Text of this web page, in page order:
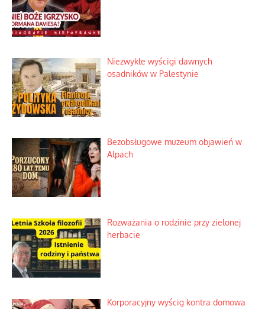
Niezwykłe wyścigi dawnych
osadników w Palestynie
Bezobsługowe muzeum objawień w
Alpach
Rozważania o rodzinie przy zielonej
herbacie
Korporacyjny wyścig kontra domowa